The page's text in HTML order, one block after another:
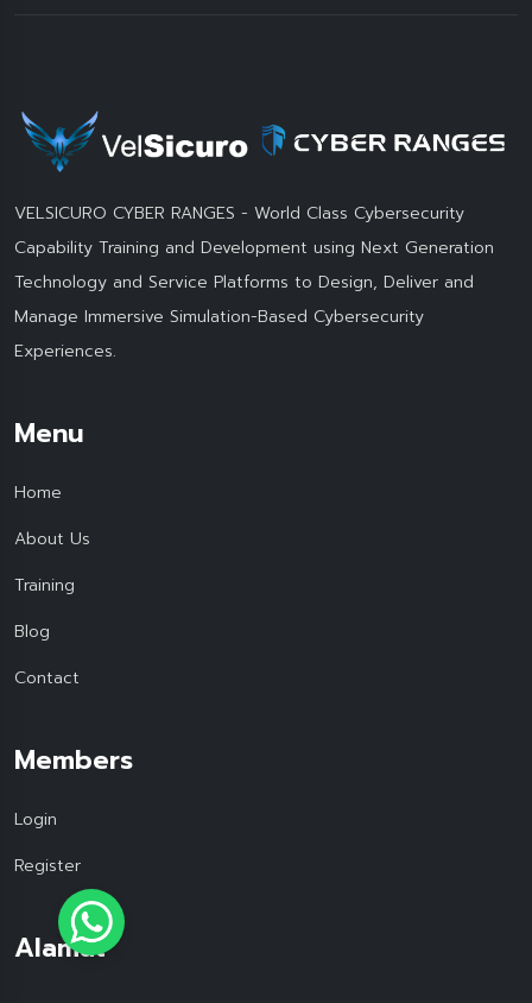
VELSICURO CYBER RANGES - World Class Cybersecurity
Capability Training and Development using Next Generation
Technology and Service Platforms to Design, Deliver and
Manage Immersive Simulation-Based Cybersecurity
Experiences.
Menu
Home
About Us
Training
Blog
Contact
Members
Login
Register
Alamat